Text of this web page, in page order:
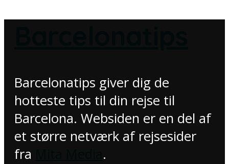
Barcelonatips giver dig de
hotteste tips til din rejse til
Barcelona. Websiden er en del af
et større netværk af rejsesider
fra
.